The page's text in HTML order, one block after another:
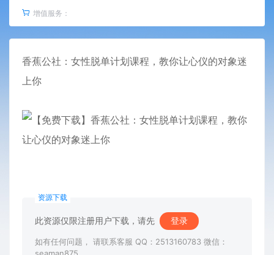
增值服务：
香蕉公社：女性脱单计划课程 ，教你让心仪的对象迷
上你
资源下载
此资源仅限注册用户下载，请先 登录
如有任何问题， 请联系客服 QQ：2513160783 微信：